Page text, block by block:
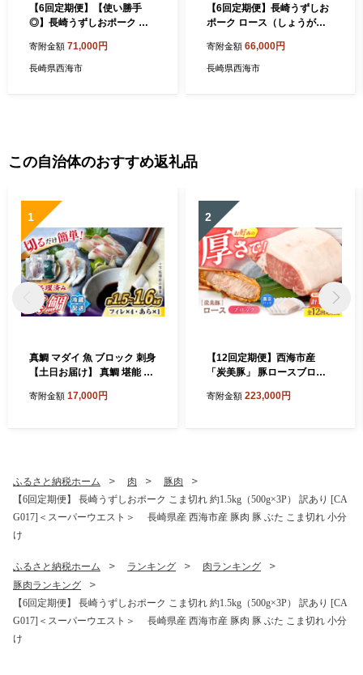
【6回定期便】【使い勝手
◎】長崎うずしおポーク こ
＜スーパーウエスト＞ [CAG
316]
寄附金額 71,000円
長崎県西海市
【6回定期便】長崎うずしお
ポーク ロース（しょうが焼
訳あり＜スーパーウエスト＞
長崎 西海 国産豚 豚肉 ブラン
寄附金額 66,000円
長崎県西海市
この自治体のおすすめ返礼品
1
真鯛 マダイ 魚 ブロック 刺身
【土日お届け】 真鯛 堪能 5
種苗＞ [CBW005] 長崎 西海
おいしい 海の幸 海産物 魚介
類 カルパッチョ 鯛の煮つけ
料理 お刺身 タイ 真鯛 海鮮
寄附金額 17,000円
2
【12回定期便】西海市産
「炭美豚」 豚ロースブロッ
宮本畜産＞ 豚肉 とんかつ用
寄附金額 223,000円
ふるさと納税ホーム 肉
豚肉
【6回定期便】 長崎うずしおポーク こま切れ 約1.5kg（500g×3P） 訳あり [CA
G017]＜スーパーウエスト＞ 長崎県産 西海市産 豚肉 豚 ぶた こま切れ 小分
け
ふるさと納税ホーム ランキング
肉ランキング
豚肉ランキング
【6回定期便】 長崎うずしおポーク こま切れ 約1.5kg（500g×3P） 訳あり [CA
G017]＜スーパーウエスト＞ 長崎県産 西海市産 豚肉 豚 ぶた こま切れ 小分
け